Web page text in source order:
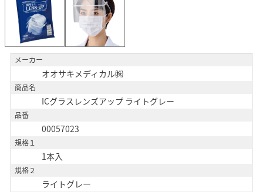
メーカー
オオサキメディカル㈱
商品名
ICグラスレンズアップ ライトグレー
品番
00057023
規格１
1本入
規格２
ライトグレー